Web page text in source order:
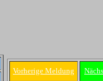
Vorherige Meldung